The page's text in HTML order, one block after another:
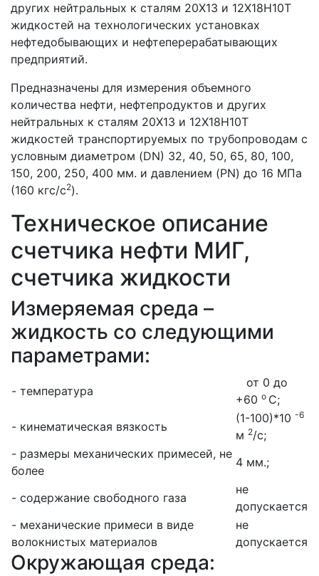
других нейтральных к сталям 20Х13 и 12Х18Н10Т
жидкостей на технологических установках
нефтедобывающих и нефтеперерабатывающих
предприятий.
Предназначены для измерения объемного
количества нефти, нефтепродуктов и других
нейтральных к сталям 20X13 и 12X18Н10Т
жидкостей транспортируемых по трубопроводам с
условным диаметром (DN) 32, 40, 50, 65, 80, 100,
150, 200, 250, 400 мм. и давлением (PN) до 16 МПа
(160 кгс/с2).
Техническое описание
счетчика нефти МИГ,
счетчика жидкости
Измеряемая среда –
жидкость со следующими
параметрами:
- температура
от 0 до
+60 о С;
- кинематическая вязкость
(1-100)*10 -6
м 2/с;
- размеры механических примесей, не
более
4 мм.;
- содержание свободного газа
не
допускается
- механические примеси в виде
волокнистых материалов
не
допускается
Окружающая среда: